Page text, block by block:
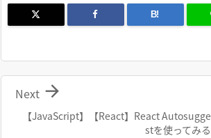
B!
【JavaScript】【React】React Autosugge
stを使ってみる

Next